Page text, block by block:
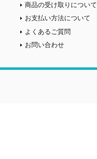
商品の受け取りについて
お支払い方法について
よくあるご質問
お問い合わせ